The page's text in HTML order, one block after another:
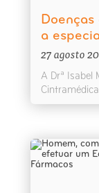
a
27 agosto
A Drª Isabel